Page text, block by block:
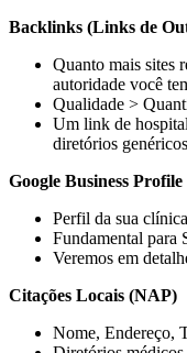
Backlinks (Links de
Quanto mais sites
autoridade você
Qualidade >
Um link de
diretórios genéricos
Google Business Profile
Perfil da sua
Fundamental para
Veremos em
Citações Locais (NAP)
Nome, Endereço,